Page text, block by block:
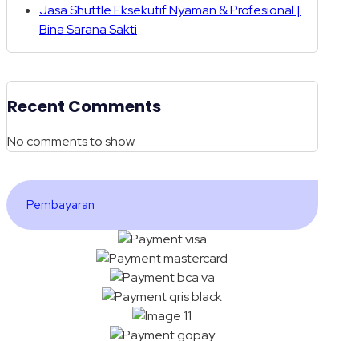
Jasa Shuttle Eksekutif Nyaman & Profesional |
Bina Sarana Sakti
Recent Comments
No comments to show.
Pembayaran